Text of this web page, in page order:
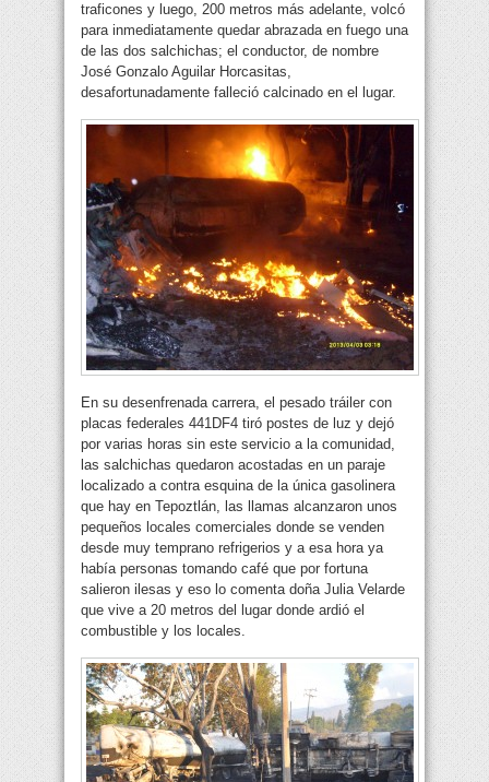
traficones y luego, 200 metros más adelante, volcó
para inmediatamente quedar abrazada en fuego una
de las dos salchichas; el conductor, de nombre
José Gonzalo Aguilar Horcasitas,
desafortunadamente falleció calcinado en el lugar.
En su desenfrenada carrera, el pesado tráiler con
placas federales 441DF4 tiró postes de luz y dejó
por varias horas sin este servicio a la comunidad,
las salchichas quedaron acostadas en un paraje
localizado a contra esquina de la única gasolinera
que hay en Tepoztlán, las llamas alcanzaron unos
pequeños locales comerciales donde se venden
desde muy temprano refrigerios y a esa hora ya
había personas tomando café que por fortuna
salieron ilesas y eso lo comenta doña Julia Velarde
que vive a 20 metros del lugar donde ardió el
combustible y los locales.